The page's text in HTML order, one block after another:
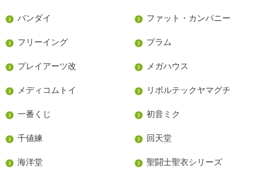
バンダイ ファット・カンパニー
フリーイング プラム
プレイアーツ改 メガハウス
メディコムトイ リボルテックヤマグチ
一番くじ 初音ミク
千値練 回天堂
海洋堂 聖闘士聖衣シリーズ